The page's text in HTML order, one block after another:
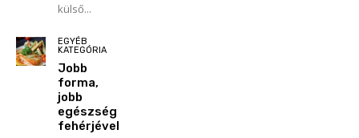
külső...
EGYÉB
KATEGÓRIA
Jobb
forma,
jobb
egészség
fehérjével